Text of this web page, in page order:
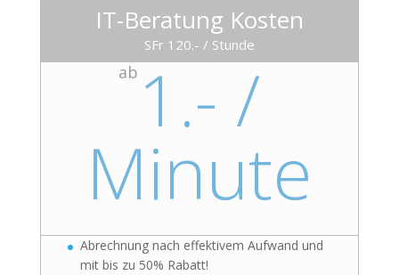
IT-Beratung Kosten
SFr 120.- / Stunde
ab 1.- /
Minute
Abrechnung nach effektivem Aufwand und
mit bis zu 50% Rabatt!